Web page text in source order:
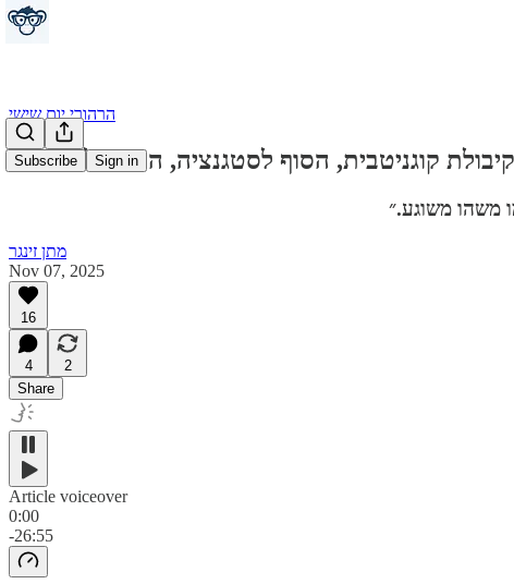
Subscribe Sign in
הרהורי יום שישי
משהו משוגע.״
מתן זינגר
Nov 07, 2025
16
4
2
Share
Article voiceover
0:00
-26:55